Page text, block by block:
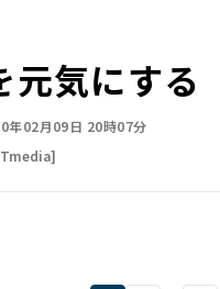
元気にする
年02月09日 20時07分